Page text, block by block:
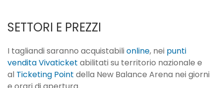
SETTORI E PREZZI
I tagliandi saranno acquistabilionline, nei punti
vendita Vivaticket abilitati su territorio nazionale e
al Ticketing Point della New Balance Arena nei giorni